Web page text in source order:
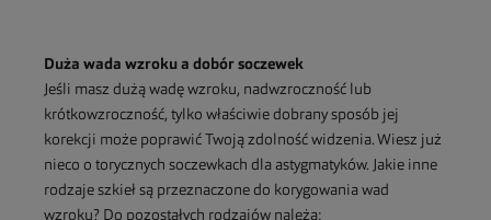
Duża wada wzroku a dobór soczewek
Jeśli masz dużą wadę wzroku, nadwzroczność lub
krótkowzroczność, tylko właściwie dobrany sposób jej
korekcji może poprawić Twoją zdolność widzenia. Wiesz już
nieco o torycznych soczewkach dla astygmatyków. Jakie inne
rodzaje szkieł są przeznaczone do korygowania wad
wzroku? Do pozostałych rodzajów należą: